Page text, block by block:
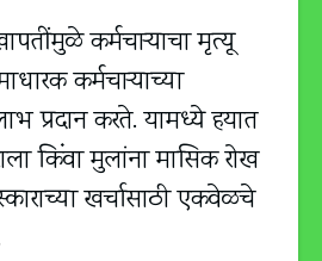
कर्मचाऱ्याचा मृत्यू
कर्मचाऱ्याच्या
प्रदान करते. यामध्ये हयात
किंवा मुलांना मासिक रोख
खर्चासाठी एकवेळचे